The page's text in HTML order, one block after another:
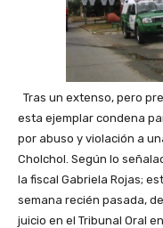
Tras un extenso, pero
esta ejemplar condena
por abuso y violación a
Cholchol. Según lo
la fiscal Gabriela Rojas;
semana recién pasada,
juicio en el Tribunal Oral